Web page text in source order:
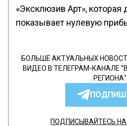
«Эксклюзив Арт», которая
показывает нулевую
БОЛЬШЕ АКТУАЛЬНЫХ
ВИДЕО В ТЕЛЕГРАМ-КАНАЛЕ
РЕГИОНА".
ПОДПИСЫВАЙТЕСЬ